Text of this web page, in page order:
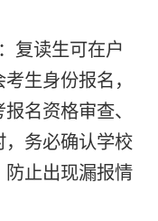
复读生可在户
生身份报名，
名资格审查、
务必确认学校
止出现漏报情